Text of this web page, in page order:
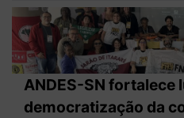
ANDES-SN fortalece
democratização da